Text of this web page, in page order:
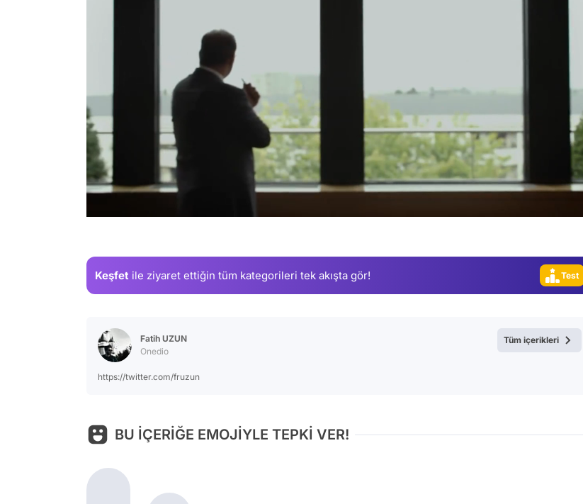
Keşfet ile ziyaret ettiğin tüm kategorileri tek akışta gör!
Video
Test
Test
Fatih UZUN
Onedio
https://twitter.com/fruzun
Tüm içerikleri
BU İÇERİĞE EMOJİYLE TEPKİ VER!